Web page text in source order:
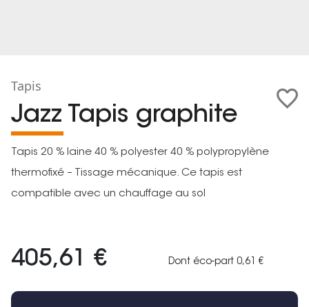
Tapis
Jazz Tapis graphite
Tapis 20 % laine 40 % polyester 40 % polypropylène
thermofixé – Tissage mécanique. Ce tapis est
compatible avec un chauffage au sol
405,61 € Dont éco-part 0,61 €